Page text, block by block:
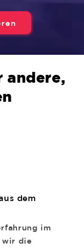
andere,
dem
im
wir die